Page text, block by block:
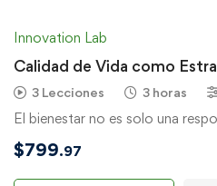
Innovation Lab
Calidad de Vida como
3 Lecciones 3 horas
El bienestar no es solo una
$799.97